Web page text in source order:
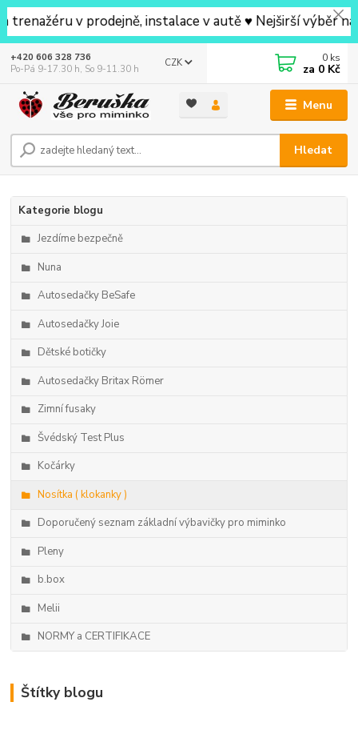
v prodejně, instalace v autě ♥ Nejširší výběr
Menu
CZK
Hledat
+420 606 328 736
Po-Pá 9-17.30 h, So 9-11.30 h
0 ks
za 0 Kč
Kategorie blogu
Jezdíme bezpečně
Nuna
Autosedačky BeSafe
Autosedačky Joie
Dětské botičky
Autosedačky Britax Römer
Zimní fusaky
Švédský Test Plus
Kočárky
Nosítka ( klokanky )
Doporučený seznam základní výbavičky pro miminko
Pleny
b.box
Melii
NORMY a CERTIFIKACE
Štítky blogu